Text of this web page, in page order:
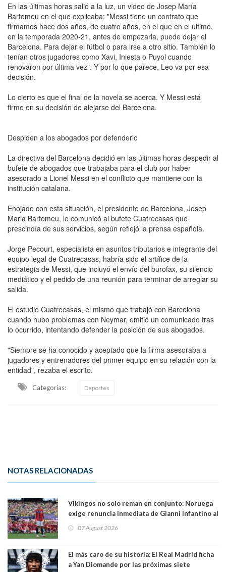
En las últimas horas salió a la luz, un video de Josep María
Bartomeu en el que explicaba: "Messi tiene un contrato que
firmamos hace dos años, de cuatro años, en el que en el último,
en la temporada 2020-21, antes de empezarla, puede dejar el
Barcelona. Para dejar el fútbol o para irse a otro sitio. También lo
tenían otros jugadores como Xavi, Iniesta o Puyol cuando
renovaron por última vez". Y por lo que parece, Leo va por esa
decisión.
Lo cierto es que el final de la novela se acerca. Y Messi está
firme en su decisión de alejarse del Barcelona.
Despiden a los abogados por defenderlo
La directiva del Barcelona decidió en las últimas horas despedir al
bufete de abogados que trabajaba para el club por haber
asesorado a Lionel Messi en el conflicto que mantiene con la
institución catalana.
Enojado con esta situación, el presidente de Barcelona, Josep
Maria Bartomeu, le comunicó al bufete Cuatrecasas que
prescindía de sus servicios, según reflejó la prensa española.
Jorge Pecourt, especialista en asuntos tributarios e integrante del
equipo legal de Cuatrecasas, habría sido el artífice de la
estrategia de Messi, que incluyó el envío del burofax, su silencio
mediático y el pedido de una reunión para terminar de arreglar su
salida.
El estudio Cuatrecasas, el mismo que trabajó con Barcelona
cuando hubo problemas con Neymar, emitió un comunicado tras
lo ocurrido, intentando defender la posición de sus abogados.
"Siempre se ha conocido y aceptado que la firma asesoraba a
jugadores y entrenadores del primer equipo en su relación con la
entidad", rezaba el escrito.
Categorias: Deportes
NOTAS RELACIONADAS
Vikingos no solo reman en conjunto: Noruega
exige renuncia inmediata de Gianni Infantino al
07 August 2026
El más caro de su historia: El Real Madrid ficha
a Yan Diomande por las próximas siete